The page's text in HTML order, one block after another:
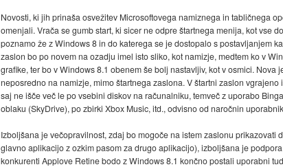
Novosti, ki jih prinaša osvežitev Microsoftovega namiznega in tabličnega
omenjali. Vrača se gumb start, ki sicer ne odpre štartnega menija, kot vse
poznamo že z Windows 8 in do katerega se je dostopalo s postavljanjem
zaslon bo po novem na ozadju imel isto sliko, kot namizje, medtem ko v
grafike, ter bo v Windows 8.1 obenem še bolj nastavljiv, kot v osmici. Nova
neposredno na namizje, mimo štartnega zaslona. V štartni zaslon
saj ne išče več le po vsebini diskov na računalniku, temveč z uporabo
oblaku (SkyDrive), po zbirki Xbox Music, itd., odvisno od naročnin
Izboljšana je večopravilnost, zdaj bo mogoče na istem zaslonu
glavno aplikacijo z ozkim pasom za drugo aplikacijo), izboljšana je
konkurenti Applove Retine bodo z Windows 8.1 končno postali uporabni